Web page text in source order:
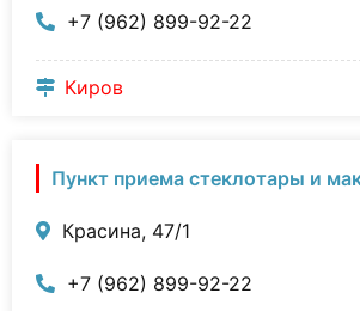
+7 (962) 899-92-22
Киров
Пункт приема стеклотары и
Красина, 47/1
+7 (962) 899-92-22